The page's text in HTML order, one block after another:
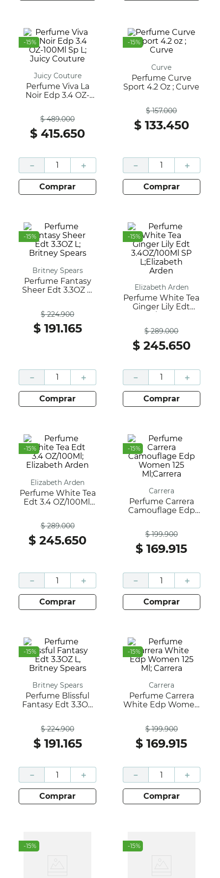
-15%
Juicy Couture
Perfume Viva La
Noir Edp 3.4 OZ-
$ 489.000
$ 415.650
＋
－
comprar
-15%
Curve
Perfume Curve
Sport 4.2 Oz ; Curve
$ 157.000
$ 133.450
＋
－
comprar
-15%
Britney Spears
Perfume Fantasy
Sheer Edt 3.3OZ L;
$ 224.900
$ 191.165
＋
－
comprar
-15%
Elizabeth Arden
Perfume White Tea
Ginger Lily Edt
$ 289.000
$ 245.650
＋
－
comprar
-15%
Elizabeth Arden
Perfume White Tea
Edt 3.4 OZ/100Ml;
$ 289.000
$ 245.650
＋
－
comprar
-15%
Carrera
Perfume Carrera
Camouflage Edp
$ 199.900
$ 169.915
＋
－
comprar
-15%
Britney Spears
Perfume Blissful
Fantasy Edt 3.3OZ
$ 224.900
$ 191.165
＋
－
comprar
-15%
Carrera
Perfume Carrera
White Edp Women
$ 199.900
$ 169.915
＋
－
comprar
-15% -15%